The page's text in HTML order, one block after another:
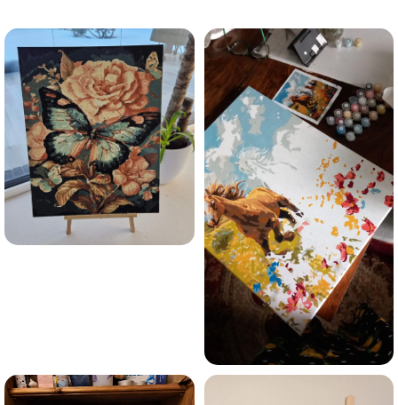
Esmu iepazinies ar GleznoPats.lv privātuma politiku un
piekrītu tai
GleznoPats.lvPrivātuma politika
SAŅEMT -10%